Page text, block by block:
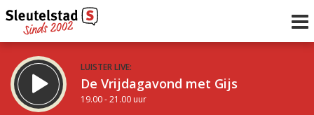
LUISTER LIVE:
De Vrijdagavond met Gijs
19.00 - 21.00 uur